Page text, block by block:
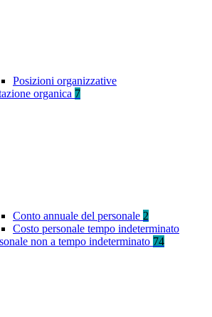
Posizioni organizzative
organica 7
Conto annuale del personale 2
Costo personale tempo indeterminato
non a tempo indeterminato 74